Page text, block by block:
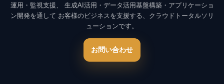
運用・監視支援、 生成AI活用・データ活用基盤構築・アプリケーショ
ン開発を通して お客様のビジネスを支援する、クラウドトータルソリ
ューションです。
お問い合わせ